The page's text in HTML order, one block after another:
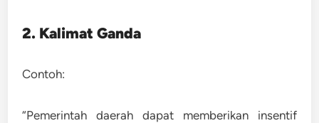
2. Kalimat Ganda
Contoh:
“Pemerintah daerah dapat memberikan insentif